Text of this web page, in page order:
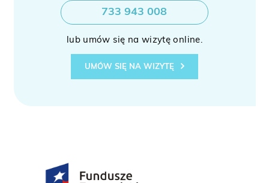
733 943 008
lub umów się na wizytę online.
UMÓW SIĘ NA WIZYTĘ